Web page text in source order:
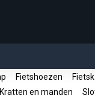
Fietshoezen
Kratten en manden